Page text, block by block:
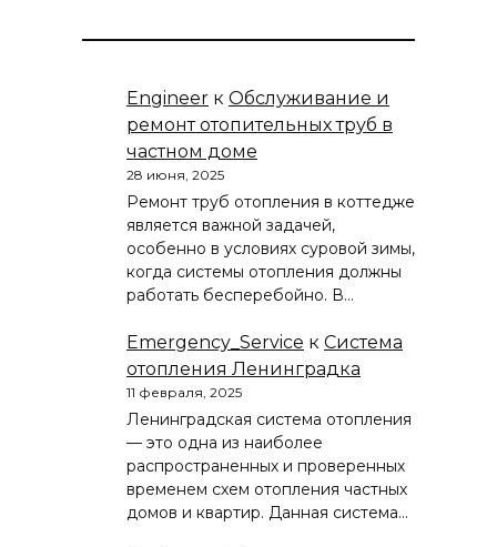
Engineer к Обслуживание и
ремонт отопительных труб в
частном доме
28 июня, 2025
Ремонт труб отопления в коттедже
является важной задачей,
особенно в условиях суровой зимы,
когда системы отопления должны
работать бесперебойно. В…
Emergency_Service к Система
отопления Ленинградка
11 февраля, 2025
Ленинградская система отопления
— это одна из наиболее
распространенных и проверенных
временем схем отопления частных
домов и квартир. Данная система…